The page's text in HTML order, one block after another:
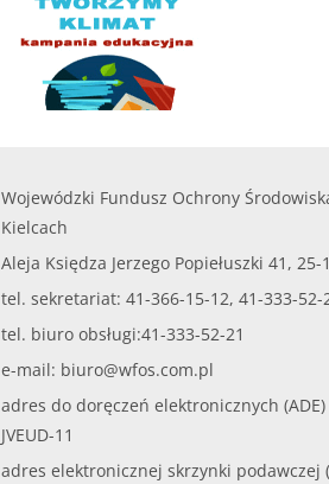
Wojewódzki Fundusz Ochrony
Kielcach
Aleja Księdza Jerzego Popiełuszki 41, 25-
tel. sekretariat: 41-366-15-12, 41-333-52-
tel. biuro obsługi:41-333-52-21
e-mail: biuro@wfos.com.pl
adres do doręczeń elektronicznych (ADE)
JVEUD-11
adres elektronicznej skrzynki podawczej